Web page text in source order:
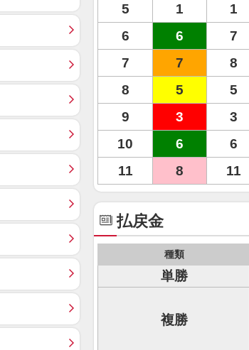
5
1 1
6
6 7
7
7 8
8
5 5
9
3 3
10
6 6
11
8 11
払戻金
種類
単勝
複勝